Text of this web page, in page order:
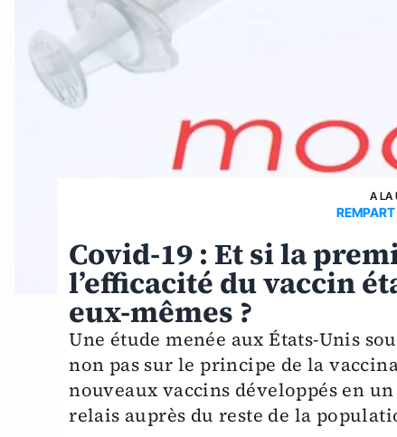
A LA
Covid-19 : Et si la
l’efficacité du vaccin
eux-mêmes ?
Une étude menée aux États-Unis
non pas sur le principe de la
nouveaux vaccins développés en
relais auprès du reste de la